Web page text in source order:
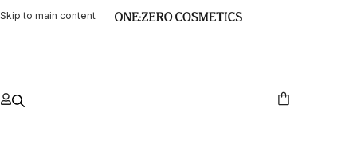
Skip to main content